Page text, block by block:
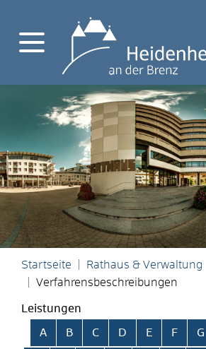
Startseite Rathaus & Verwaltung
Verfahrensbeschreibungen
Leistungen
Alphabetisches Register
A B C D E F G